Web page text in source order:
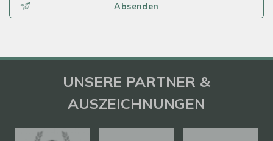
Absenden
UNSERE PARTNER &
AUSZEICHNUNGEN